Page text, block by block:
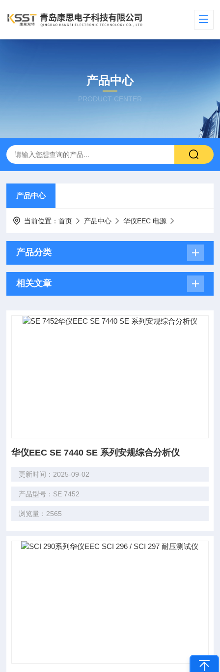
产品中心
PRODUCT CENTER
产品中心
当前位置：首页 产品中心 华仪EEC 电源
产品分类
相关文章
华仪EEC SE 7440 SE 系列安规综合分析仪
更新时间：2025-09-02
产品型号：SE 7452
浏览量：2565